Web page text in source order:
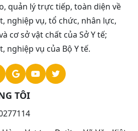
quản lý trực tiếp, toàn diện về
nghiệp vụ, tổ chức, nhân lực,
cơ sở vật chất của Sở Y tế;
nghiệp vụ của Bộ Y tế.
TÔI